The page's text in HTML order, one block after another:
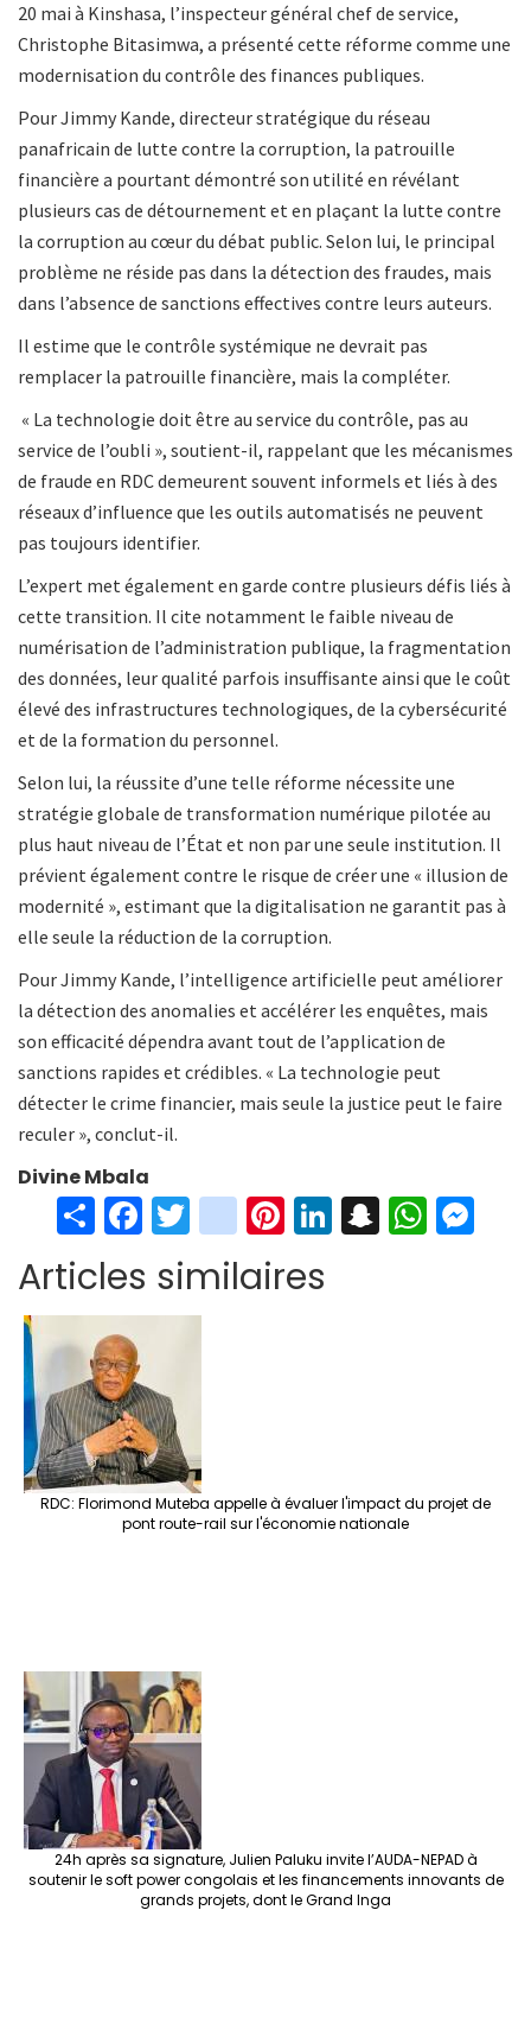
20 mai à Kinshasa, l’inspecteur général chef de service,
Christophe Bitasimwa, a présenté cette réforme comme une
modernisation du contrôle des finances publiques.
Pour Jimmy Kande, directeur stratégique du réseau
panafricain de lutte contre la corruption, la patrouille
financière a pourtant démontré son utilité en révélant
plusieurs cas de détournement et en plaçant la lutte contre
la corruption au cœur du débat public. Selon lui, le principal
problème ne réside pas dans la détection des fraudes, mais
dans l’absence de sanctions effectives contre leurs auteurs.
Il estime que le contrôle systémique ne devrait pas
remplacer la patrouille financière, mais la compléter.
« La technologie doit être au service du contrôle, pas au
service de l’oubli », soutient-il, rappelant que les mécanismes
de fraude en RDC demeurent souvent informels et liés à des
réseaux d’influence que les outils automatisés ne peuvent
pas toujours identifier.
L’expert met également en garde contre plusieurs défis liés à
cette transition. Il cite notamment le faible niveau de
numérisation de l’administration publique, la fragmentation
des données, leur qualité parfois insuffisante ainsi que le coût
élevé des infrastructures technologiques, de la cybersécurité
et de la formation du personnel.
Selon lui, la réussite d’une telle réforme nécessite une
stratégie globale de transformation numérique pilotée au
plus haut niveau de l’État et non par une seule institution. Il
prévient également contre le risque de créer une « illusion de
modernité », estimant que la digitalisation ne garantit pas à
elle seule la réduction de la corruption.
Pour Jimmy Kande, l’intelligence artificielle peut améliorer
la détection des anomalies et accélérer les enquêtes, mais
son efficacité dépendra avant tout de l’application de
sanctions rapides et crédibles. « La technologie peut
détecter le crime financier, mais seule la justice peut le faire
reculer », conclut-il.
Divine Mbala
S
h
ar
e
Fa
ce
b
o
k
T
wi
tt
er
in
st
ag
Pi
er
Li S W
Articles similaires
RDC: Florimond Muteba appelle à évaluer l'impact du projet de
pont route-rail sur l'économie nationale
24h après sa signature, Julien Paluku invite l’AUDA-NEPAD à
soutenir le soft power congolais et les financements innovants de
grands projets, dont le Grand Inga